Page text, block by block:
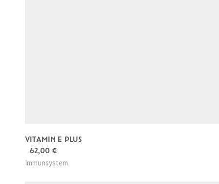
VITAMIN E PLUS
62,00 €
Immunsystem